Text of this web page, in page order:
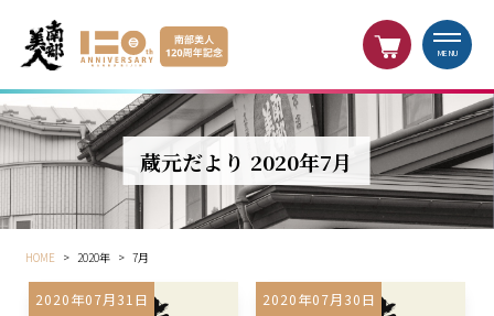
MENU
蔵元だより 2020年7月
HOME > 2020年 > 7月
2020年07月31日 2020年07月30日